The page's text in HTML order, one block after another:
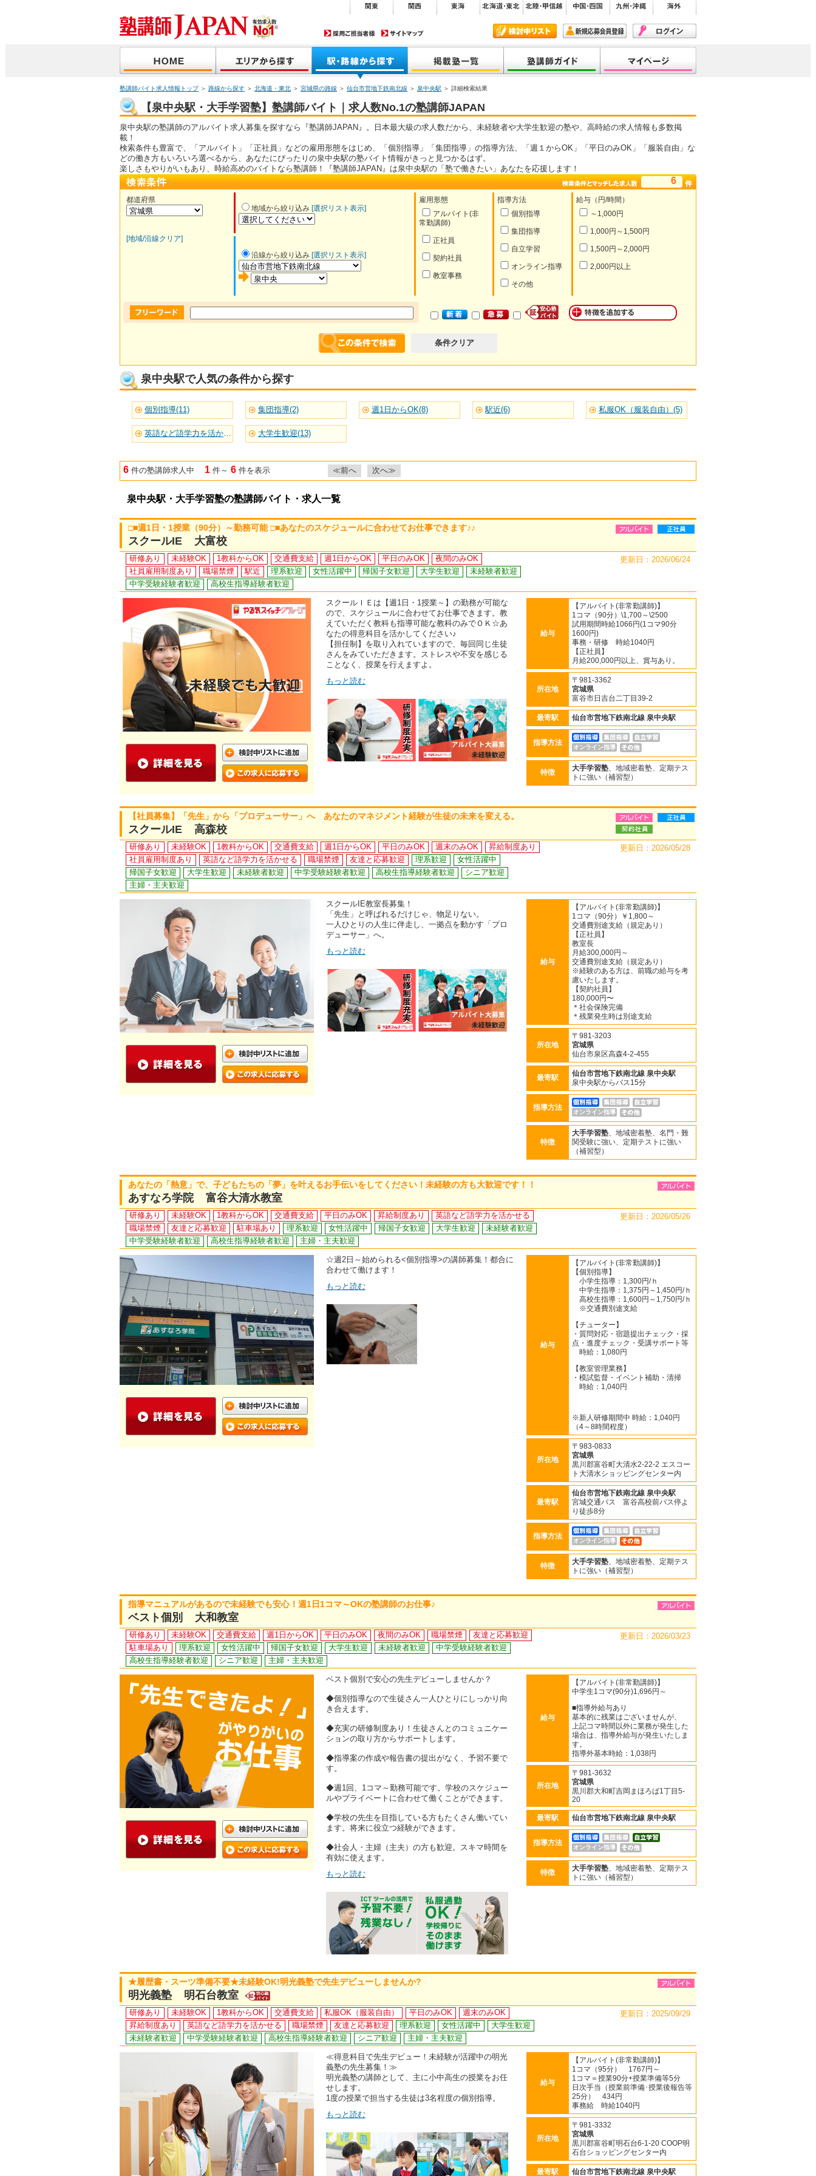
塾講師バイト求人情報トップ＞ 路線から探す ＞ 北海道・東北 ＞ 宮城県の路線 ＞ 仙台市営地下鉄南北線 ＞ 泉中央駅 ＞ 詳細検索結果
【泉中央駅・大手学習塾】塾講師バイト｜求人数No.1の塾講師JAPAN
泉中央駅の塾講師のアルバイト求人募集を探すなら『塾講師JAPAN』。日本最大級の求人数だから、未経験者や大学生歓迎の塾や、高時給の求人情報も多数掲
載！
検索条件も豊富で、「アルバイト」「正社員」などの雇用形態をはじめ、「個別指導」「集団指導」の指導方法、「週１からOK」「平日のみOK」「服装自由」な
どの働き方もいろいろ選べるから、あなたにぴったりの泉中央駅の塾バイト情報がきっと見つかるはず。
楽しさもやりがいもあり、時給高めのバイトなら塾講師！『塾講師JAPAN』は泉中央駅の「塾で働きたい」あなたを応援します！
6
都道府県
[地域/沿線クリア]
地域から絞り込み [選択リスト表示]
雇用形態
アルバイト(非
常勤講師)
正社員
契約社員
教室事務
指導方法
個別指導
集団指導
自立学習
オンライン指導
その他
給与（円/時間）
～1,000円
1,000円～1,500円
1,500円～2,000円
2,000円以上
沿線から絞り込み [選択リスト表示]
条件クリア
泉中央駅で人気の条件から探す
個別指導(11) 集団指導(2) 週1日からOK(8) 駅近(6) 私服OK（服装自由）(5)
英語など語学力を活かせる(7) 大学生歓迎(13)
6 件の塾講師求人中 1 件～ 6 件を表示 ≪前へ 次へ≫
泉中央駅・大手学習塾の塾講師バイト・求人一覧
□■週1日・1授業（90分）～勤務可能 □■あなたのスケジュールに合わせてお仕事できます♪♪
スクールIE 大富校
研修あり 未経験OK 1教科からOK 交通費支給 週1日からOK 平日のみOK
夜間のみOK
社員雇用制度あり
職場禁煙 駅近 理系歓迎 女性活躍中 帰国子女歓迎 大学生歓迎
未経験者歓迎
中学受験経験者歓迎
高校生指導経験者歓迎
更新日：2026/06/24
スクールＩＥは【週1日・1授業～】の勤務が可能な
ので、スケジュールに合わせてお仕事できます。教
えていただく教科も指導可能な教科のみでＯＫ☆あ
なたの得意科目を活かしてください♪
【担任制】を取り入れていますので、毎回同じ生徒
さんをみていただきます。ストレスや不安を感じる
ことなく、授業を行えますよ。
もっと読む
給与
【アルバイト(非常勤講師)】
1コマ（90分）\1,700～\2500
試用期間時給1066円(1コマ90分
1600円)
事務・研修 時給1040円
【正社員】
月給200,000円以上、賞与あり。
所在地
〒981-3362
宮城県
富谷市日吉台二丁目39‐2
最寄駅 仙台市営地下鉄南北線 泉中央駅
指導方法
オンライン指導
特徴
大手学習塾 、地域密着塾、定期テス
トに強い（補習型）
【社員募集】「先生」から「プロデューサー」へ あなたのマネジメント経験が生徒の未来を変える。
スクールIE 高森校
研修あり 未経験OK 1教科からOK 交通費支給 週1日からOK 平日のみOK 週末のみOK
昇給制度あり
社員雇用制度あり
英語など語学力を活かせる 職場禁煙 友達と応募歓迎 理系歓迎
女性活躍中
帰国子女歓迎
大学生歓迎 未経験者歓迎 中学受験経験者歓迎 高校生指導経験者歓迎
シニア歓迎
主婦・主夫歓迎
更新日：2026/05/28
スクールIE教室長募集！
「先生」と呼ばれるだけじゃ、物足りない。
一人ひとりの人生に伴走し、一拠点を動かす「プロ
デューサー」へ。
もっと読む
給与
【アルバイト(非常勤講師)】
1コマ（90分）￥1,800～
交通費別途支給（規定あり）
【正社員】
教室長
月給300,000円～
交通費別途支給（規定あり）
※経験のある方は、前職の給与を考
慮いたします。
【契約社員】
180,000円〜
＊社会保険完備
＊残業発生時は別途支給
所在地
〒981-3203
宮城県
仙台市泉区高森4-2-455
最寄駅
仙台市営地下鉄南北線 泉中央駅
泉中央駅からバス15分
指導方法
オンライン指導
特徴
大手学習塾 、地域密着塾、名門・難
関受験に強い、定期テストに強い
（補習型）
あなたの「熱意」で、子どもたちの「夢」を叶えるお手伝いをしてください！未経験の方も大歓迎です！！
あすなろ学院 富谷大清水教室
研修あり 未経験OK 1教科からOK 交通費支給 平日のみOK 昇給制度あり
英語など語学力を活かせる
職場禁煙
友達と応募歓迎 駐車場あり 理系歓迎 女性活躍中 帰国子女歓迎 大学生歓迎
未経験者歓迎
中学受験経験者歓迎
高校生指導経験者歓迎 主婦・主夫歓迎
更新日：2026/05/26
☆週2日～始められる<個別指導>の講師募集！都合に
合わせて働けます！
もっと読む
給与
【アルバイト(非常勤講師)】
【個別指導】
小学生指導：1,300円/ｈ
中学生指導：1,375円～1,450円/ｈ
高校生指導：1,600円～1,750円/ｈ
※交通費別途支給
【チューター】
・質問対応・宿題提出チェック・採
点・進度チェック・受講サポート等
時給：1,080円
【教室管理業務】
・模試監督・イベント補助・清掃
時給：1,040円
※新人研修期間中 時給：1,040円
（4～8時間程度）
所在地
〒983-0833
宮城県
黒川郡富谷町大清水2-22-2 エスコー
ト大清水ショッピングセンター内
最寄駅
仙台市営地下鉄南北線 泉中央駅
宮城交通バス 富谷高校前バス停よ
り徒歩8分
指導方法
オンライン指導
特徴
大手学習塾 、地域密着塾、定期テス
トに強い（補習型）
指導マニュアルがあるので未経験でも安心！週1日1コマ～OKの塾講師のお仕事♪
ベスト個別 大和教室
研修あり 未経験OK 交通費支給 週1日からOK 平日のみOK 夜間のみOK 職場禁煙
友達と応募歓迎
駐車場あり
理系歓迎 女性活躍中 帰国子女歓迎 大学生歓迎 未経験者歓迎
中学受験経験者歓迎
高校生指導経験者歓迎
シニア歓迎 主婦・主夫歓迎
更新日：2026/03/23
ベスト個別で安心の先生デビューしませんか？
◆個別指導なので生徒さん一人ひとりにしっかり向
き合えます。
◆充実の研修制度あり！生徒さんとのコミュニケー
ションの取り方からサポートします。
◆指導案の作成や報告書の提出がなく、予習不要で
す。
◆週1回、1コマ～勤務可能です。学校のスケジュー
ルやプライベートに合わせて働くことができます。
◆学校の先生を目指している方もたくさん働いてい
ます。将来に役立つ経験ができます。
◆社会人・主婦（主夫）の方も歓迎。スキマ時間を
有効に使えます。
もっと読む
給与
【アルバイト(非常勤講師)】
中学生1コマ(90分)1,696円～
■指導外給与あり
基本的に残業はございませんが、
上記コマ時間以外に業務が発生した
場合は、指導外給与が発生いたしま
す。
指導外基本時給：1,038円
所在地
〒981-3632
宮城県
黒川郡大和町吉岡まほろば1丁目5-
20
最寄駅 仙台市営地下鉄南北線 泉中央駅
指導方法
オンライン指導
特徴
大手学習塾 、地域密着塾、定期テス
トに強い（補習型）
★履歴書・スーツ準備不要★未経験OK!明光義塾で先生デビューしませんか?
明光義塾 明石台教室
研修あり 未経験OK 1教科からOK 交通費支給 私服OK（服装自由） 平日のみOK
週末のみOK
昇給制度あり
英語など語学力を活かせる 職場禁煙 友達と応募歓迎 理系歓迎 女性活躍中
大学生歓迎
未経験者歓迎
中学受験経験者歓迎 高校生指導経験者歓迎 シニア歓迎 主婦・主夫歓迎
更新日：2025/09/29
≪得意科目で先生デビュー！未経験が活躍中の明光
義塾の先生募集！≫
明光義塾の講師として、主に小中高生の授業をお任
せします。
1度の授業で担当する生徒は3名程度の個別指導。
もっと読む
給与
【アルバイト(非常勤講師)】
1コマ（95分） 1767円～
1コマ＝授業90分+授業準備等5分
日次手当（授業前準備･授業後報告等
25分） 434円
事務給 時給1040円
所在地
〒981-3332
宮城県
黒川郡富谷町明石台6-1-20 COOP明
石台ショッピングセンター内
最寄駅 仙台市営地下鉄南北線 泉中央駅